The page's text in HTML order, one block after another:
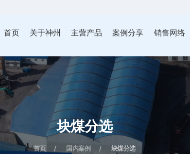
首页 关于神州 主营产品 案例分享 销售网络
块煤分选
首页 国内案例 块煤分选